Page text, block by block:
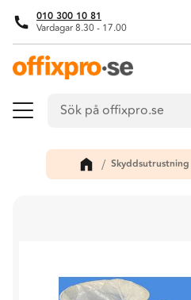
Meny
010 300 10 81
Vardagar 8.30 - 17.00
Skyddsutrustning